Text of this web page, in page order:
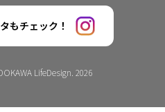
もチェック！
LifeDesign. 2026